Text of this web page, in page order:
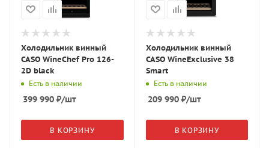
Холодильник винный
CASO WineChef Pro 126-
2D black
Есть в наличии
399 990 ₽/шт
В КОРЗИНУ
Холодильник винный
CASO WineExclusive 38
Smart
Есть в наличии
209 990₽/шт
В КОРЗИНУ